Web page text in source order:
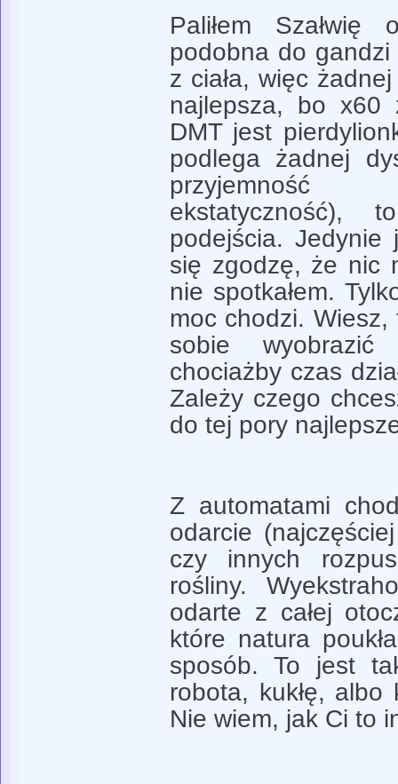
Paliłem
podobna do
z ciała, więc
najlepsza, bo x60
DMT jest
podlega żadnej
przyjemność
ekstatyczność),
podejścia.
się zgodzę, że nic
nie spotkałem.
moc chodzi. Wiesz,
sobie
chociażby czas
Zależy czego
do tej pory
Z automatami
odarcie
czy innych
rośliny.
odarte z całej
które natura
sposób. To jest
robota, kukłę, albo
Nie wiem, jak Ci to